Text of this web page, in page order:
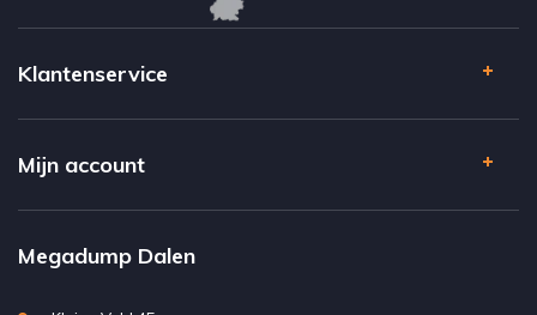
Klantenservice
Mijn account
Megadump Dalen